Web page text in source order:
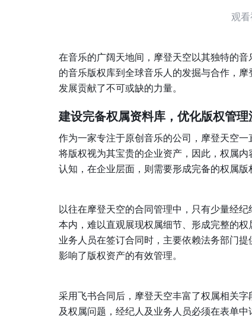
观
在音乐的广阔天地间，摩登天空以其独特的
的音乐版权库到全球音乐人的发掘与合作，
发展贡献了不可或缺的力量。
建设完备权属资料库，优化版权管理
作为一家专注于原创音乐的公司，摩登天空
将版权视为其宝贵的企业资产，因此，权属
认知，在企业层面，则需要形成完备的权属版
以往在摩登天空的合同管理中，只有少量经
本内，难以直观展现权属细节、形成完整的
业务人员在签订合同时，主要依赖法务部门
影响了版权资产的有效管理。
采用飞书合同后，摩登天空丰富了权属相关
及权属问题，经纪人及业务人员必须在表单